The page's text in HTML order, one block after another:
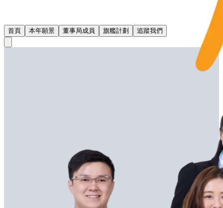
首頁 本年願景 董事局成員 旗艦計劃 追蹤我們